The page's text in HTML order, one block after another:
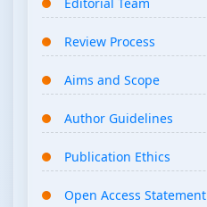
Review Process
Aims and Scope
Author Guidelines
Publication Ethics
Open Access Statement